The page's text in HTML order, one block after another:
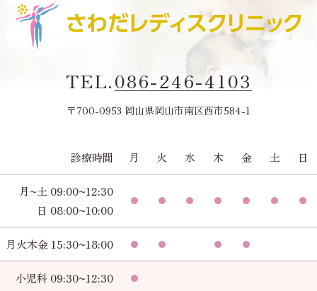
TEL.086-246-4103
〒700-0953 岡山県岡山市南区西市584-1
診療時間 月 火 水 木 金 土 日
月~土 09:00~12:30
日 08:00~10:00
月火木金 15:30~18:00
小児科 09:30~12:30